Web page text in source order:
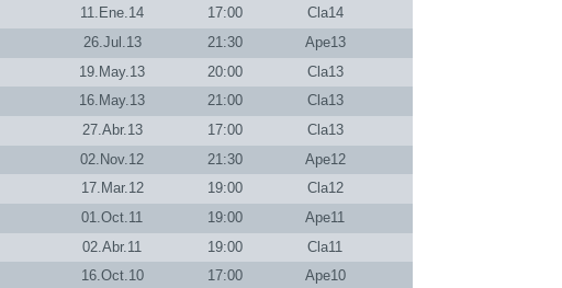
11.Ene.14 17:00
Cla14
26.Jul.13 21:30
Ape13
19.May.13 20:00
Cla13
16.May.13 21:00
Cla13
27.Abr.13 17:00
Cla13
02.Nov.12 21:30
Ape12
17.Mar.12 19:00
Cla12
01.Oct.11 19:00
Ape11
02.Abr.11 19:00
Cla11
16.Oct.10 17:00
Ape10